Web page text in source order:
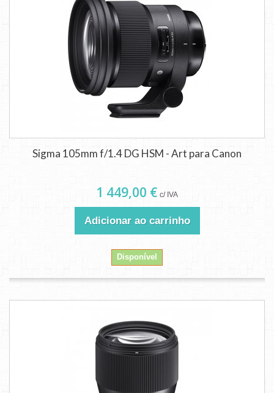
Sigma 105mm f/1.4 DG HSM - Art para Canon
1 449,00 € c/ IVA
Adicionar ao carrinho
Disponível